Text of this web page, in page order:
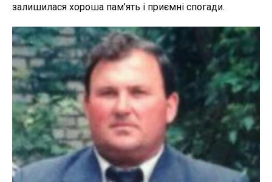
залишилася хороша пам’ять і приємні спогади.